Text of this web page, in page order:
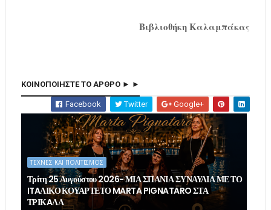
Βιβλιοθήκη Καλαμπάκας
ΚΟΙΝΟΠΟΙΗΣΤΕ ΤΟ ΑΡΘΡΟ ► ►
Facebook Twitter Google+
ΤΕΧΝΕΣ ΚΑΙ ΠΟΛΙΤΙΣΜΟΣ
Τρίτη 25 Αυγούστου 2026- ΜΙΑ ΣΠΑΝΙΑ ΣΥΝΑΥΛΙΑ ΜΕ ΤΟ
ITAΛΙΚΟ ΚΟΥΑΡΤΕΤΟ MARTA PIGNATARO ΣΤΑ
ΤΡΙΚAΛΑ